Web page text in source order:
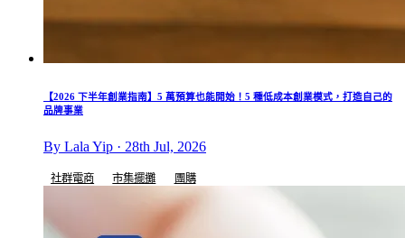
【2026 下半年創業指南】5 萬預算也能開始！5 種低成本創業模式，打造自己的
品牌事業
By Lala Yip · 28th Jul, 2026
社群電商 市集擺攤 團購